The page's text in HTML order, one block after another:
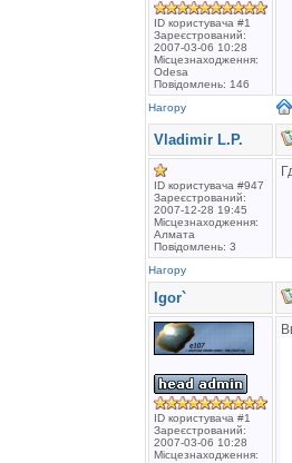
ID користувача #1
Зареєстрований:
2007-03-06 10:28
Місцезнаходження:
Odesa
Повідомлень: 146
Нагору
Vladimir L.P.
ID користувача #947
Зареєстрований:
2007-12-28 19:45
Місцезнаходження:
Алмата
Повідомлень: 3
Нагору
Igor`
ID користувача #1
Зареєстрований:
2007-03-06 10:28
Місцезнаходження: